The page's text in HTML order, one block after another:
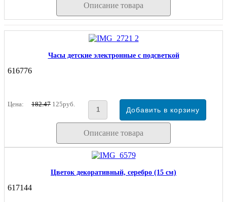
Описание товара
Часы детские электронные с подсветкой
616776
Цена: 182.47 125руб.
Описание товара
Цветок декоративный, серебро (15 см)
617144